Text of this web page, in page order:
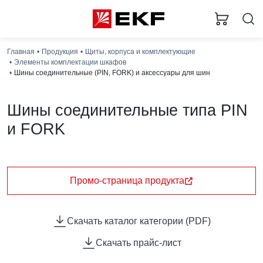
Главная Продукция
Щиты, корпуса и комплектующие
Элементы комплектации шкафов
Шины соединительные (PIN, FORK) и аксессуары для шин
Шины соединительные типа PIN
и FORK
выполненные из меди (шины на 100 А – из луженой
меди), закрепленные в корпусе из диэлектрического
материала, не поддерживающего горение, и
соединительные делятся на два типа - FORK («вилка») и
быть выполнены в одно- двух- трех- и четырехполюсном
Промо-страница продукта
Скачать каталог категории (PDF)
Скачать прайс-лист